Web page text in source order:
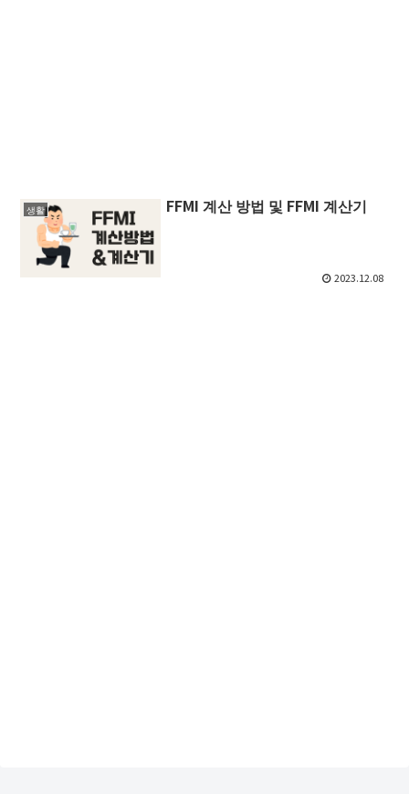
생활 FFMI 계산 방법 및 FFMI 계산기
2023.12.08